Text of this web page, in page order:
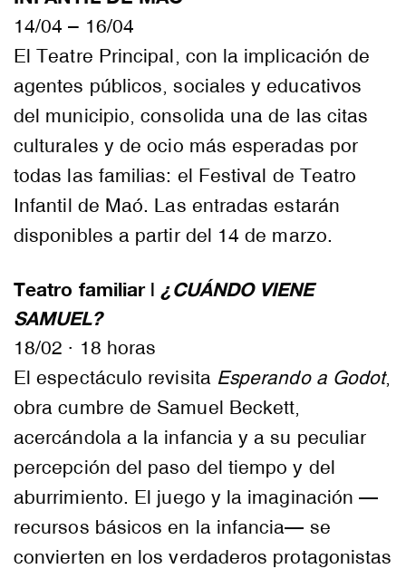
14/04 – 16/04
El Teatre Principal, con la implicación de
agentes públicos, sociales y educativos
del municipio, consolida una de las citas
culturales y de ocio más esperadas por
todas las familias: el Festival de Teatro
Infantil de Maó. Las entradas estarán
disponibles a partir del 14 de marzo.
Teatro familiar | ¿CUÁNDO VIENE
SAMUEL?
18/02 · 18 horas
El espectáculo revisita Esperando a Godot,
obra cumbre de Samuel Beckett,
acercándola a la infancia y a su peculiar
percepción del paso del tiempo y del
aburrimiento. El juego y la imaginación —
recursos básicos en la infancia— se
convierten en los verdaderos protagonistas